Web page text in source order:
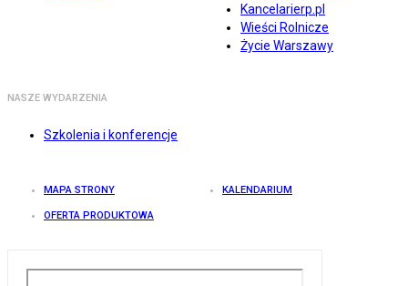
Kancelarierp.pl
Wieści Rolnicze
Życie Warszawy
NASZE WYDARZENIA
Szkolenia i konferencje
MAPA STRONY KALENDARIUM
OFERTA PRODUKTOWA